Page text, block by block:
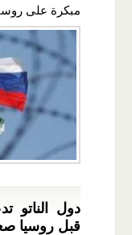
مبكرة على
دول الناتو
قبل روسيا